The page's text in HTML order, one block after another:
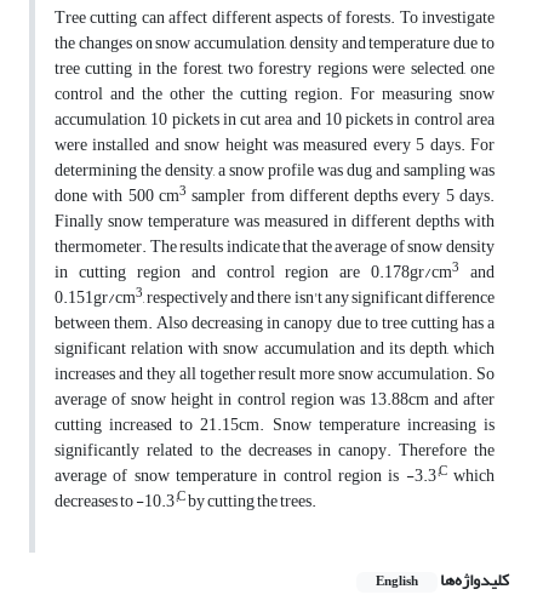
Tree cutting can affect different aspects of forests. To investigate
the changes on snow accumulation, density and temperature due to
tree cutting in the forest, two forestry regions were selected, one
control and the other the cutting region. For measuring snow
accumulation, 10 pickets in cut area and 10 pickets in control area
were installed and snow height was measured every 5 days. For
determining the density, a snow profile was dug and sampling was
done with 500 cm3 sampler from different depths every 5 days.
Finally snow temperature was measured in different depths with
thermometer. The results indicate that the average of snow density
in cutting region and control region are 0.178gr/cm3 and
0.151gr/cm3, respectively and there isn't any significant difference
between them. Also decreasing in canopy due to tree cutting has a
significant relation with snow accumulation and its depth, which
increases and they all together result more snow accumulation. So
average of snow height in control region was 13.88cm and after
cutting increased to 21.15cm. Snow temperature increasing is
significantly related to the decreases in canopy. Therefore the
average of snow temperature in control region is -3.3°Cwhich
decreases to -10.3°Cby cutting the trees.
کلیدواژه‌ها English